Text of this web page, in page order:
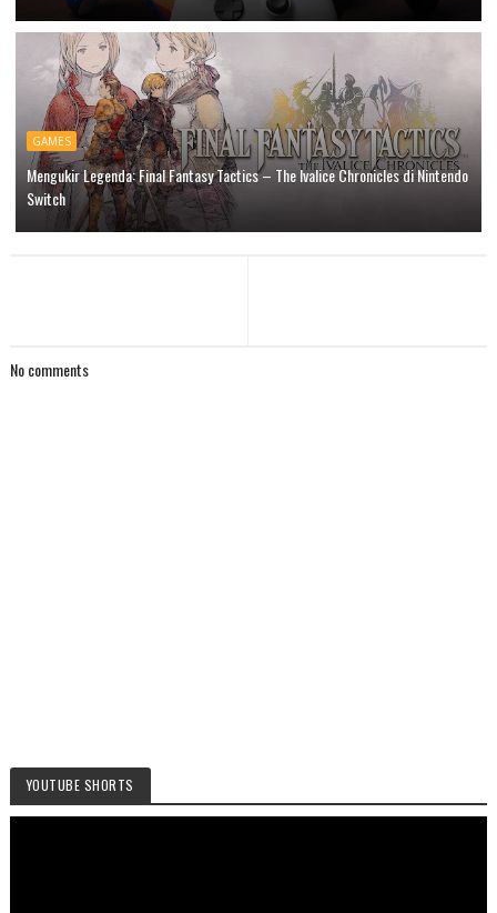
GAMES
Mengukir Legenda: Final Fantasy Tactics – The Ivalice Chronicles di Nintendo
Switch
No comments
YOUTUBE SHORTS